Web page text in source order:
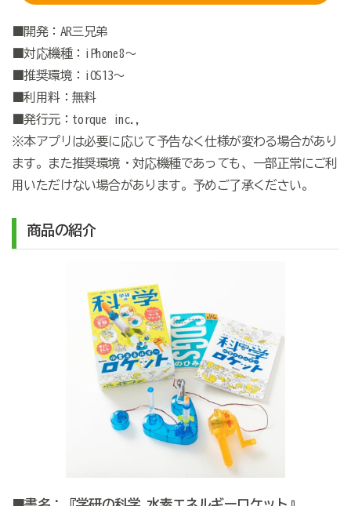
■開発：AR三兄弟
■対応機種：iPhone8～
■推奨環境：iOS13～
■利用料：無料
■発行元：torque inc.,
※本アプリは必要に応じて予告なく仕様が変わる場合があり
ます。また推奨環境・対応機種であっても、一部正常にご利
用いただけない場合があります。予めご了承ください。
商品の紹介